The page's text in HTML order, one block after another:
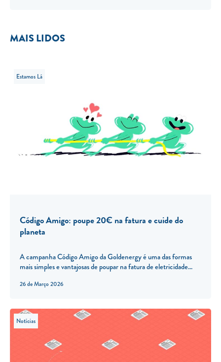
MAIS LIDOS
26 de Março 2026
Estamos Lá
Código Amigo: poupe 20€ na fatura e cuide do
planeta
A campanha Código Amigo da Goldenergy é uma das formas
mais simples e vantajosas de poupar na fatura de eletricidade...
Notícias